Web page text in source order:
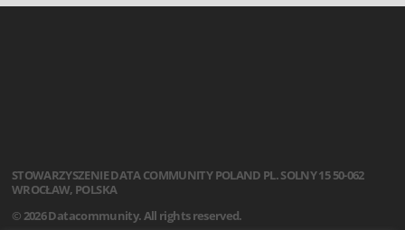
STOWARZYSZENIEDATA COMMUNITY POLAND PL. SOLNY 1550-062
WROCŁAW, POLSKA
© 2026 Datacommunity. All rights reserved.